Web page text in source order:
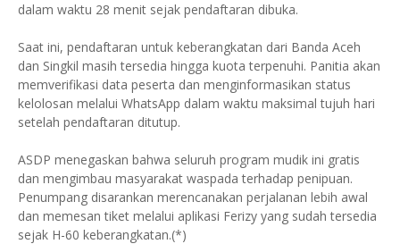
dalam waktu 28 menit sejak pendaftaran dibuka.
Saat ini, pendaftaran untuk keberangkatan dari Banda Aceh
dan Singkil masih tersedia hingga kuota terpenuhi. Panitia akan
memverifikasi data peserta dan menginformasikan status
kelolosan melalui WhatsApp dalam waktu maksimal tujuh hari
setelah pendaftaran ditutup.
ASDP menegaskan bahwa seluruh program mudik ini gratis
dan mengimbau masyarakat waspada terhadap penipuan.
Penumpang disarankan merencanakan perjalanan lebih awal
dan memesan tiket melalui aplikasi Ferizy yang sudah tersedia
sejak H-60 keberangkatan.(*)